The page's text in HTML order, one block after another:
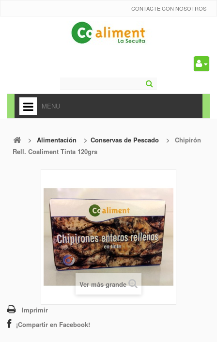
CONTACTE CON NOSOTROS
MENU
+
ALIMENTACIÓN
CARNICERÍA Y CHARCUTERÍA
CONGELADOS
> Alimentación > Conservas de Pescado >
Chipirón
Rell. Coaliment Tinta 120grs
Ver más grande
Imprimir
¡Compartir en Facebook!